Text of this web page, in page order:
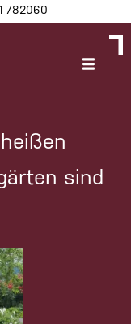
782060
sind